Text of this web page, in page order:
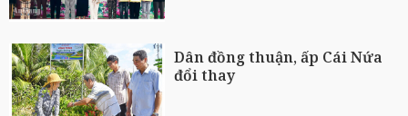
Dân đồng thuận, ấp Cái Nứa
đổi thay